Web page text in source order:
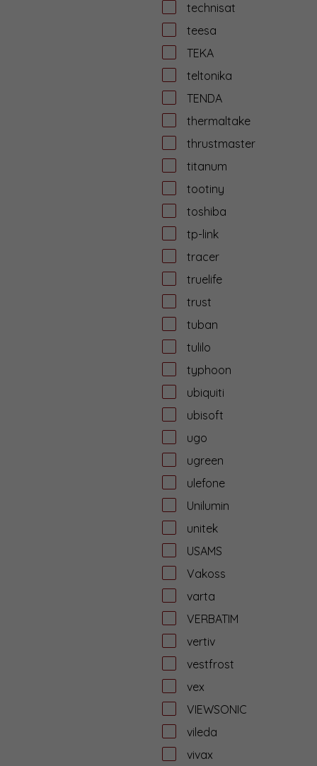
technisat
teesa
TEKA
teltonika
TENDA
thermaltake
thrustmaster
titanum
tootiny
toshiba
tp-link
tracer
truelife
trust
tuban
tulilo
typhoon
ubiquiti
ubisoft
ugo
ugreen
ulefone
Unilumin
unitek
USAMS
Vakoss
varta
VERBATIM
vertiv
vestfrost
vex
VIEWSONIC
vileda
vivax